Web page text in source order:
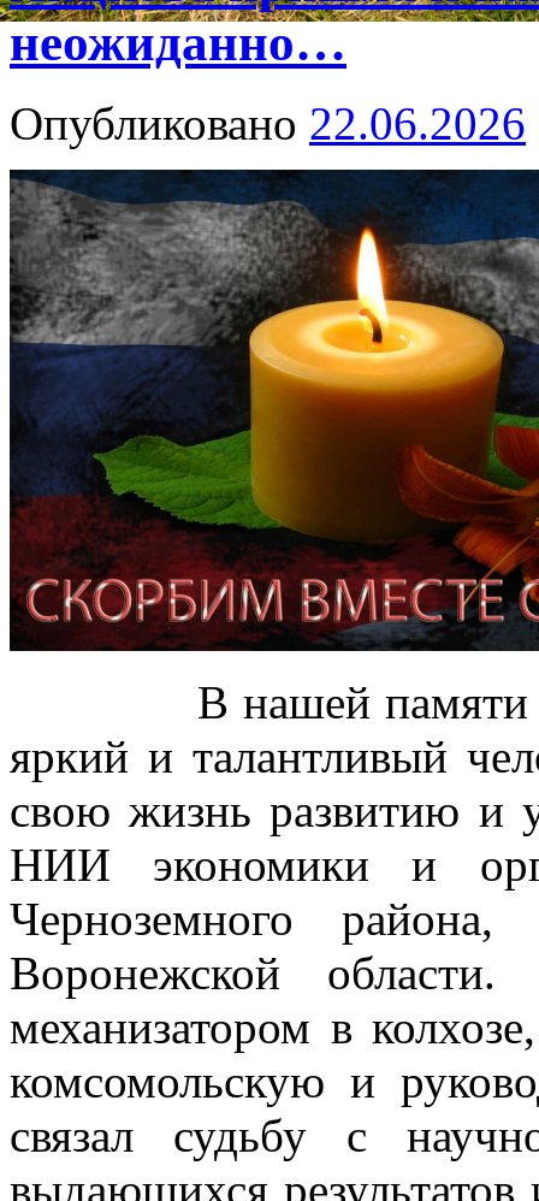
неожиданно…
Опубликовано 22.06.2026
В нашей памяти
яркий и талантливый
свою жизнь развитию и
НИИ экономики и
Черноземного
Воронежской
механизатором в
комсомольскую и
связал судьбу с
выдающихся